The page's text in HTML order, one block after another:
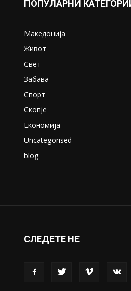
ПОПУЛАРНИ КАТЕГОРИИ
Македонија
Живот
Свет
Забава
Спорт
Скопје